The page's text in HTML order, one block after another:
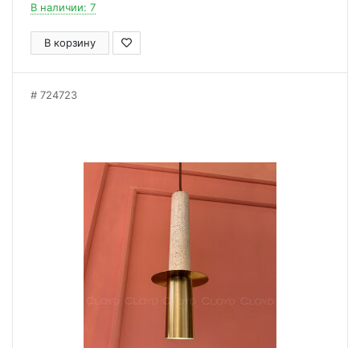
В наличии: 7
В корзину
724723